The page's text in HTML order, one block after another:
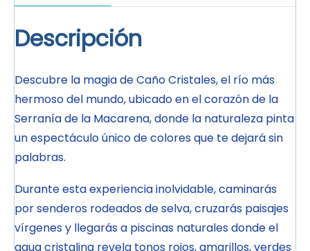
Descripción
Descubre la magia de Caño Cristales, el río más
hermoso del mundo, ubicado en el corazón de la
Serranía de la Macarena, donde la naturaleza pinta
un espectáculo único de colores que te dejará sin
palabras.
Durante esta experiencia inolvidable, caminarás
por senderos rodeados de selva, cruzarás paisajes
vírgenes y llegarás a piscinas naturales donde el
agua cristalina revela tonos rojos, amarillos, verdes